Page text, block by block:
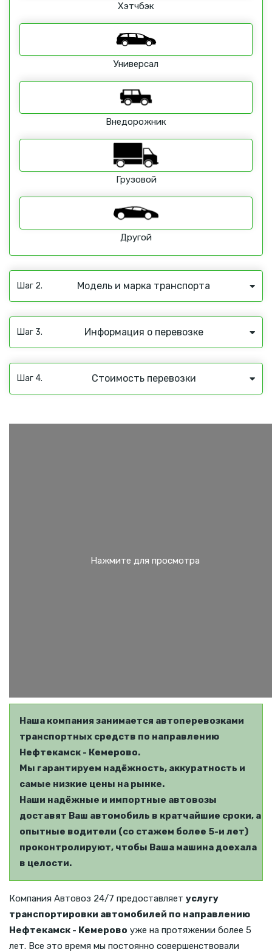
Хэтчбэк
Универсал
Внедорожник
Грузовой
Другой
Шаг 2. Модель и марка транспорта
Шаг 3. Информация о перевозке
Шаг 4. Стоимость перевозки
Наша компания занимается автоперевозками
транспортных средств по направлению
Нефтекамск - Кемерово.
Мы гарантируем надёжность, аккуратность и
самые низкие цены на рынке.
Наши надёжные и импортные автовозы
доставят Ваш автомобиль в кратчайшие сроки, а
опытные водители (со стажем более 5-и лет)
проконтролируют, чтобы Ваша машина доехала
в целости.
Компания Автовоз 24/7 предоставляет услугу
транспортировки автомобилей по направлению
Нефтекамск - Кемерово уже на протяжении более 5
лет. Все это время мы постоянно совершенствовали